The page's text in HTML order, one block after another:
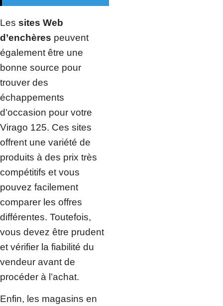
Les sites Web
d’enchères peuvent
également être une
bonne source pour
trouver des
échappements
d’occasion pour votre
Virago 125. Ces sites
offrent une variété de
produits à des prix très
compétitifs et vous
pouvez facilement
comparer les offres
différentes. Toutefois,
vous devez être prudent
et vérifier la fiabilité du
vendeur avant de
procéder à l’achat.
Enfin, les magasins en